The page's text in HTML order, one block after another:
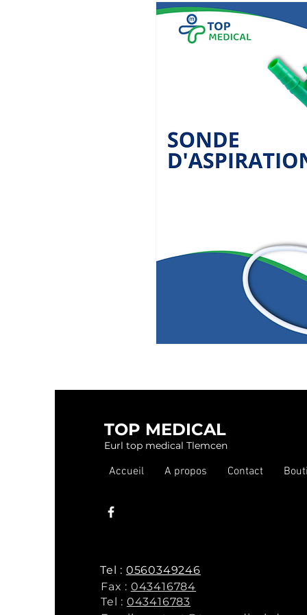
TOP MEDICAL
Eurl top medical Tlemcen
Accueil A propos Contact
Tel : 0560349246
Fax : 043416784
Tel : 043416783